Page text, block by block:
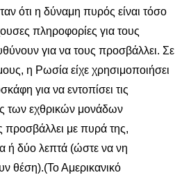
ότι η δύναμη πυρός είναι τόσο
πληροφορίες για τους
για να τους προσβάλλει. Σε
η Ρωσία είχε χρησιμοποιήσει
για να εντοπίσει τις
των εχθρικών μονάδων
προσβάλλει με πυρά της,
ή δύο λεπτά (ώστε να νη
θέση).(Το Αμερικανικό